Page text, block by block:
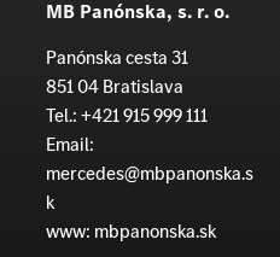
MB Panónska, s. r. o.
Panónska cesta 31
851 04 Bratislava
Tel.:+421 915 999 111
Email:
mercedes@mbpanonska.s
k
www: mbpanonska.sk